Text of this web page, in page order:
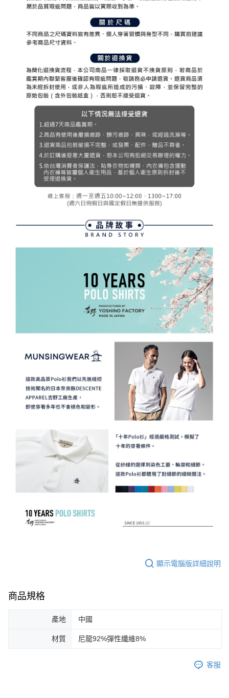
顯示電腦版詳細說明
商品規格
產地 中國
材質 尼龍92%彈性纖維8%
客服